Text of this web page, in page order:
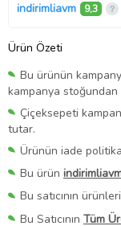
indirimliavm 9,3
Ürün Özeti
Bu ürünün
kampanya stoğundan
Çiçeksepeti
tutar.
Ürünün iade
Bu ürün
Bu satıcının
Bu Satıcının Tüm